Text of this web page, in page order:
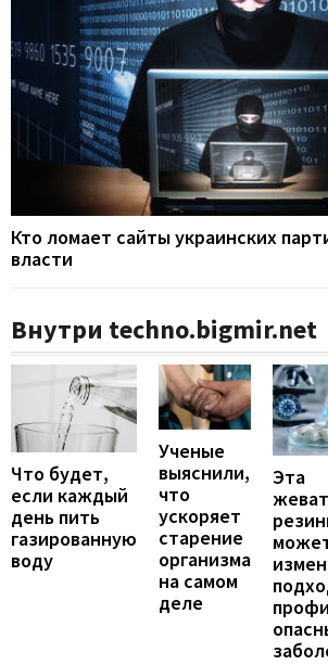
Кто ломает сайты украинских
власти
Внутри techno.bigmir.net
Что будет,
если каждый
день пить
газированную
воду
Ученые
выяснили,
что
ускоряет
старение
организма
на самом
деле
Эта